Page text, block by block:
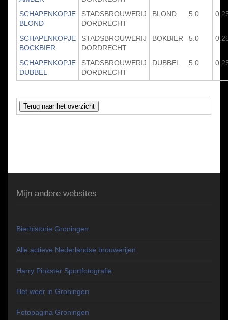
SCHAPENKOPJE
BLOND
STADSBROUWERIJ
DORDRECHT
BLOND 5.0
SCHAPENKOPJE
BOCKBIER
STADSBROUWERIJ
DORDRECHT
BOKBIER 5.0
SCHAPENKOPJE
DUBBEL
STADSBROUWERIJ
DORDRECHT
DUBBEL 5.0
Mijn andere websites
Bierhistorie Groningen
Alle actieve Nederlandse brouwerijen
Harry Pinkster Sportfotografie
Het weer in Groningen
Fotopagina Groningen